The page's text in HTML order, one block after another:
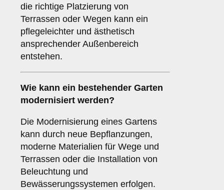
die richtige Platzierung von
Terrassen oder Wegen kann ein
pflegeleichter und ästhetisch
ansprechender Außenbereich
entstehen.
Wie kann ein bestehender Garten
modernisiert werden?
Die Modernisierung eines Gartens
kann durch neue Bepflanzungen,
moderne Materialien für Wege und
Terrassen oder die Installation von
Beleuchtung und
Bewässerungssystemen erfolgen.